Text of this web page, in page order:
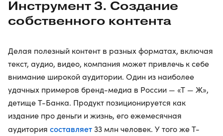
Инструмент 3. Создание
собственного контента
Делая полезный контент в разных форматах, включая
текст, аудио, видео, компания может привлечь к себе
внимание широкой аудитории. Один из наиболее
удачных примеров бренд-медиа в России — «Т — Ж»,
детище Т-Банка. Продукт позиционируется как
издание про деньги и жизнь, его ежемесячная
аудитория составляет33 млн человек. У того же Т-